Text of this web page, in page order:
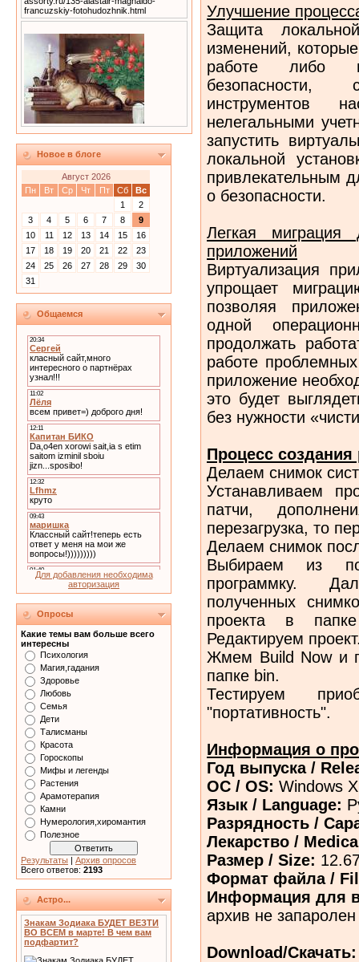
francuzskiy-fotohudozhnik.html
Новое в блоге
Август 2026
Пн
Вт Ср Чт Пт Сб
Вс
1
2
3
4 5 6 7 8
9
10
11 12 13 14 15
16
17
18 19 20 21 22
23
24
25 26 27 28 29
30
31
Общаемся
Для добавления необходима
авторизация
Опросы
Какие темы вам больше всего
интересны
Психология
Магия,гадания
Здоровье
Любовь
Семья
Дети
Талисманы
Красота
Гороскопы
Мифы и легенды
Растения
Арамотерапия
Камни
Нумерология,хиромантия
Полезное
Результаты | Архив опросов
Всего ответов: 2193
Астро...
Знакам Зодиака БУДЕТ ВЕЗТИ
ВО ВСЕМ в марте! В чем вам
подфартит?
Улучшение
Защита
изменений,
работе либо
инструментов
нелегальными
запустить
локальной
привлекательным
о безопасности.
Легкая
приложений
Виртуализация
упрощает
позволяя
одной
продолжать
работе
приложение
это будет
без нужности
Процесс
Делаем снимок
Устанавливаем
патчи,
перезагрузка, то
Делаем снимок
Выбираем из
программку.
полученных
проекта в
Редактируем
Жмем Build Now и
папке bin.
Тестируем
"портативность".
Информация о
Год выпуска /
ОС / OS: Windows
Язык / Language:
Разрядность /
Лекарство /
Размер / Size:
Формат файла /
Информация для
архив не запаролен
Download/